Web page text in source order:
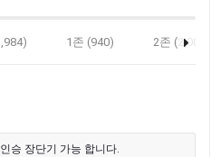
1존 (940) 2존 (2,009)
승 장단기 가능 합니다.